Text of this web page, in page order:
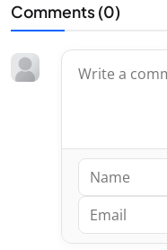
Comments (0)